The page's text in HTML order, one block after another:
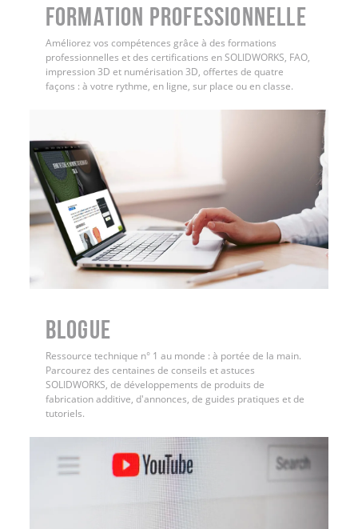
FORMATION PROFESSIONNELLE
Améliorez vos compétences grâce à des formations
professionnelles et des certifications en SOLIDWORKS, FAO,
impression 3D et numérisation 3D, offertes de quatre
façons : à votre rythme, en ligne, sur place ou en classe.
BLOGUE
Ressource technique n° 1 au monde : à portée de la main.
Parcourez des centaines de conseils et astuces
SOLIDWORKS, de développements de produits de
fabrication additive, d'annonces, de guides pratiques et de
tutoriels.